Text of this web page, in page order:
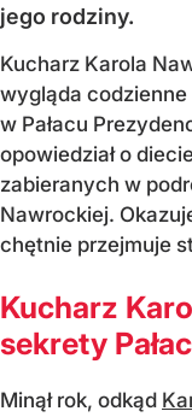
jego rodziny.
Kucharz Karola
wygląda
w Pałacu
opowiedział o
zabieranych w
Nawrockiej.
chętnie przejmuje
Kucharz
sekrety
Minął rok, odkąd